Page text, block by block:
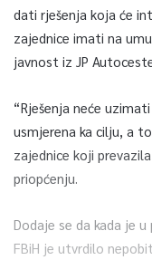
dati rješenja koja će
zajednice imati na
javnost iz JP Autoceste
“Rješenja neće
usmjerena ka cilju, a
zajednice koji
priopćenju.
Dodaje se da kada je
FBiH je utvrdilo